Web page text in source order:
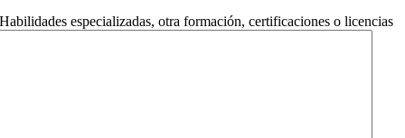
Habilidades especializadas, otra formación, certificaciones o licencias